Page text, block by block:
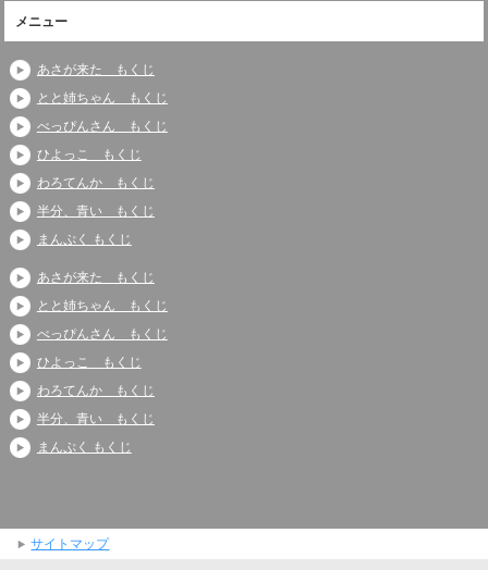
メニュー
あさが来た もくじ
とと姉ちゃん もくじ
べっぴんさん もくじ
ひよっこ もくじ
わろてんか もくじ
半分、青い もくじ
まんぷく もくじ
あさが来た もくじ
とと姉ちゃん もくじ
べっぴんさん もくじ
ひよっこ もくじ
わろてんか もくじ
半分、青い もくじ
まんぷく もくじ
サイトマップ